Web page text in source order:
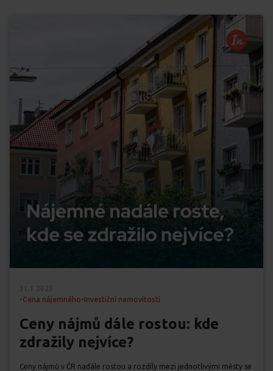
31.1.2025
•Cena nájemného•Investiční nemovitosti
Ceny nájmů dále rostou: kde
zdražily nejvíce?
Ceny nájmů v ČR nadále rostou a rozdíly mezi jednotlivými městy se